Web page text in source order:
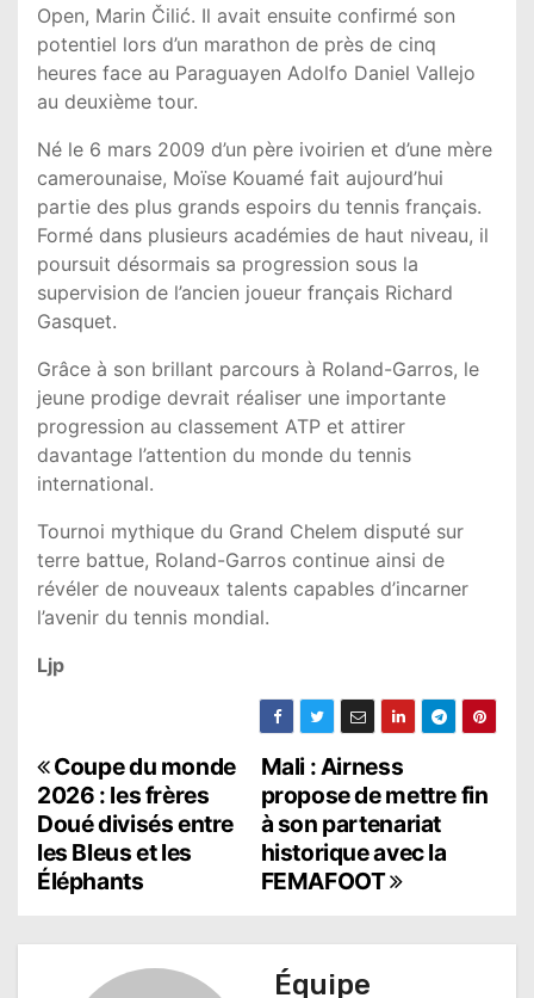
Open, Marin Čilić. Il avait ensuite confirmé son
potentiel lors d’un marathon de près de cinq
heures face au Paraguayen Adolfo Daniel Vallejo
au deuxième tour.
Né le 6 mars 2009 d’un père ivoirien et d’une mère
camerounaise, Moïse Kouamé fait aujourd’hui
partie des plus grands espoirs du tennis français.
Formé dans plusieurs académies de haut niveau, il
poursuit désormais sa progression sous la
supervision de l’ancien joueur français Richard
Gasquet.
Grâce à son brillant parcours à Roland-Garros, le
jeune prodige devrait réaliser une importante
progression au classement ATP et attirer
davantage l’attention du monde du tennis
international.
Tournoi mythique du Grand Chelem disputé sur
terre battue, Roland-Garros continue ainsi de
révéler de nouveaux talents capables d’incarner
l’avenir du tennis mondial.
Ljp
N
a
v
g
Mali : Airness
propose de mettre fin
à son partenariat
historique avec la
FEMAFOOT
Coupe du monde
2026 : les frères
Doué divisés entre
les Bleus et les
Éléphants
Équipe